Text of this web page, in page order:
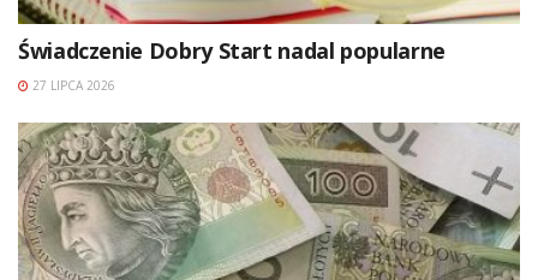
Świadczenie Dobry Start nadal popularne
27 LIPCA 2026